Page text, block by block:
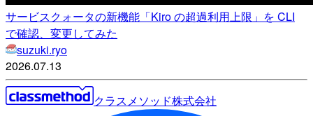
サービスクォータの新機能「Kiro の超過利用上限」を CLI
で確認、変更してみた
suzuki.ryo
2026.07.13
クラスメソッド株式会社